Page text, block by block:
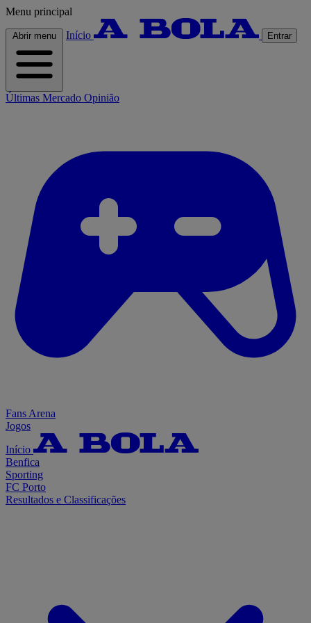
Menu principal
Abrir menu Início Entrar
Últimas Mercado Opinião
Fans Arena
Jogos
Início
Benfica
Sporting
FC Porto
Resultados e Classificações